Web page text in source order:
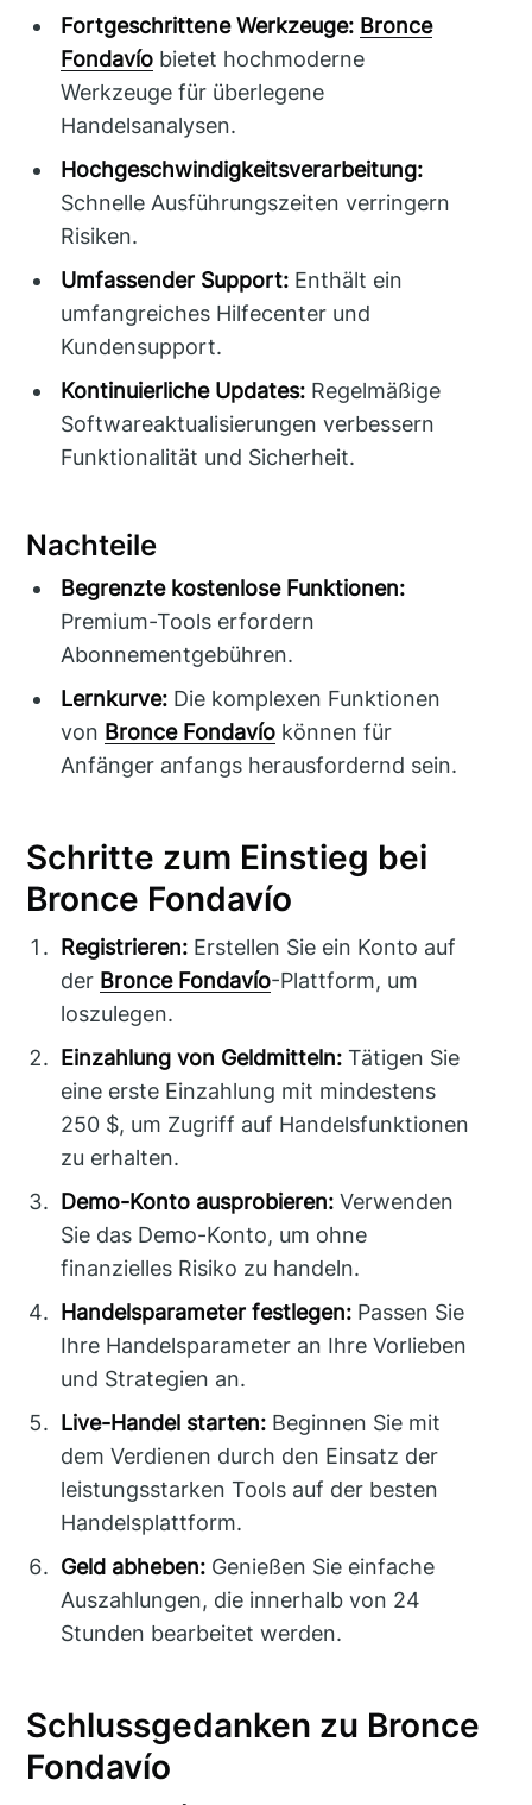
Fortgeschrittene Werkzeuge: Bronce
Fondavío bietet hochmoderne
Werkzeuge für überlegene
Handelsanalysen.
Hochgeschwindigkeitsverarbeitung:
Schnelle Ausführungszeiten verringern
Risiken.
Umfassender Support: Enthält ein
umfangreiches Hilfecenter und
Kundensupport.
Kontinuierliche Updates: Regelmäßige
Softwareaktualisierungen verbessern
Funktionalität und Sicherheit.
Nachteile
Begrenzte kostenlose Funktionen:
Premium-Tools erfordern
Abonnementgebühren.
Lernkurve: Die komplexen Funktionen
von Bronce Fondavío können für
Anfänger anfangs herausfordernd sein.
Schritte zum Einstieg bei
Bronce Fondavío
Registrieren: Erstellen Sie ein Konto auf
der Bronce Fondavío-Plattform, um
loszulegen.
Einzahlung von Geldmitteln: Tätigen Sie
eine erste Einzahlung mit mindestens
250 $, um Zugriff auf Handelsfunktionen
zu erhalten.
Demo-Konto ausprobieren: Verwenden
Sie das Demo-Konto, um ohne
finanzielles Risiko zu handeln.
Handelsparameter festlegen: Passen Sie
Ihre Handelsparameter an Ihre Vorlieben
und Strategien an.
Live-Handel starten: Beginnen Sie mit
dem Verdienen durch den Einsatz der
leistungsstarken Tools auf der besten
Handelsplattform.
Geld abheben: Genießen Sie einfache
Auszahlungen, die innerhalb von 24
Stunden bearbeitet werden.
Schlussgedanken zu Bronce
Fondavío